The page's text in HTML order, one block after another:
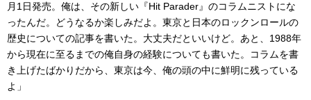
月1日発売。俺は、その新しい『Hit Parader』のコラムニストにな
ったんだ。どうなるか楽しみだよ。東京と日本のロックンロールの
歴史についての記事を書いた。大丈夫だといいけど。あと、1988年
から現在に至るまでの俺自身の経験についても書いた。コラムを書
き上げたばかりだから、東京は今、俺の頭の中に鮮明に残っている
よ」